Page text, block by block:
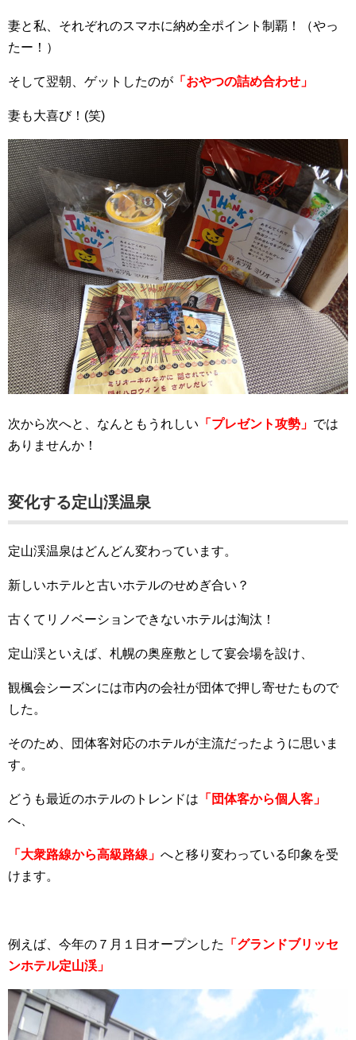
妻と私、それぞれのスマホに納め全ポイント制覇！（やっ
たー！）
そして翌朝、ゲットしたのが 「おやつの詰め合わせ」
妻も大喜び！(笑)
次から次へと、なんともうれしい 「プレゼント攻勢」 では
ありませんか！
変化する定山渓温泉
定山渓温泉はどんどん変わっています。
新しいホテルと古いホテルのせめぎ合い？
古くてリノベーションできないホテルは淘汰！
定山渓といえば、札幌の奥座敷として宴会場を設け、
観楓会シーズンには市内の会社が団体で押し寄せたもので
した。
そのため、団体客対応のホテルが主流だったように思いま
す。
どうも最近のホテルのトレンドは 「団体客から個人客」
へ、
「大衆路線から高級路線」 へと移り変わっている印象を受
けます。
例えば、今年の７月１日オープンした
「グランドブリッセ
ンホテル定山渓」